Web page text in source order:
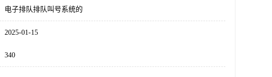
电子排队排队叫号系统的
2025-01-15
340